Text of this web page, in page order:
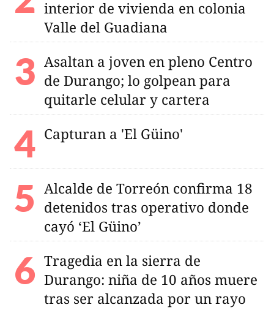
interior de vivienda en colonia
Valle del Guadiana
Asaltan a joven en pleno Centro
de Durango; lo golpean para
quitarle celular y cartera
Capturan a 'El Güino'
Alcalde de Torreón confirma 18
detenidos tras operativo donde
cayó ‘El Güino’
Tragedia en la sierra de
Durango: niña de 10 años muere
tras ser alcanzada por un rayo